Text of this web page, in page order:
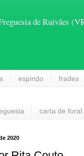
de Ruivães
espindo frades
carta de foral
2020